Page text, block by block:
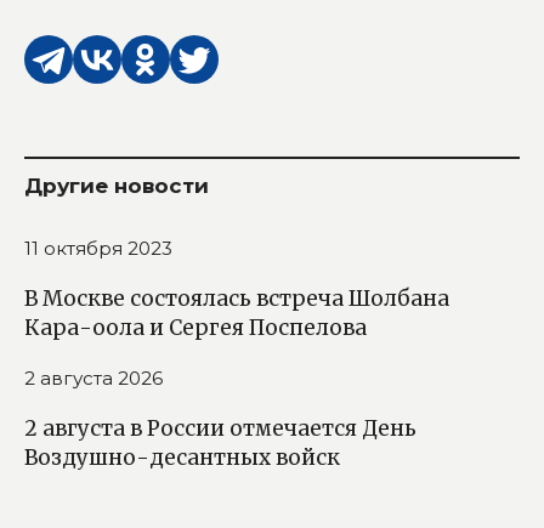
Другие новости
11 октября 2023
В Москве состоялась встреча Шолбана
Кара-оола и Сергея Поспелова
2 августа 2026
2 августа в России отмечается День
Воздушно-десантных войск